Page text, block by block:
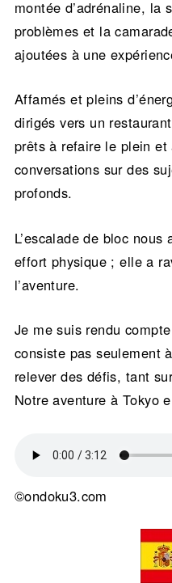
montée d’adrénaline, la
problèmes et la
ajoutées à une
Affamés et pleins
dirigés vers un
prêts à refaire le plein et
conversations sur des
profonds.
L’escalade de bloc nous
effort physique ; elle a
l’aventure.
Je me suis rendu
consiste pas seulement
relever des défis, tant
Notre aventure à Tokyo
©ondoku3.com